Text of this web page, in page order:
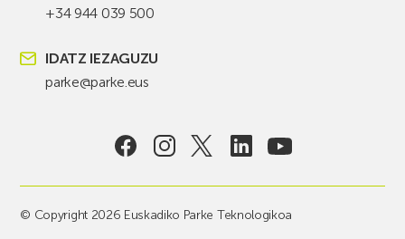
+34 944 039 500
IDATZ IEZAGUZU
parke@parke.eus
© Copyright 2026 Euskadiko Parke Teknologikoa